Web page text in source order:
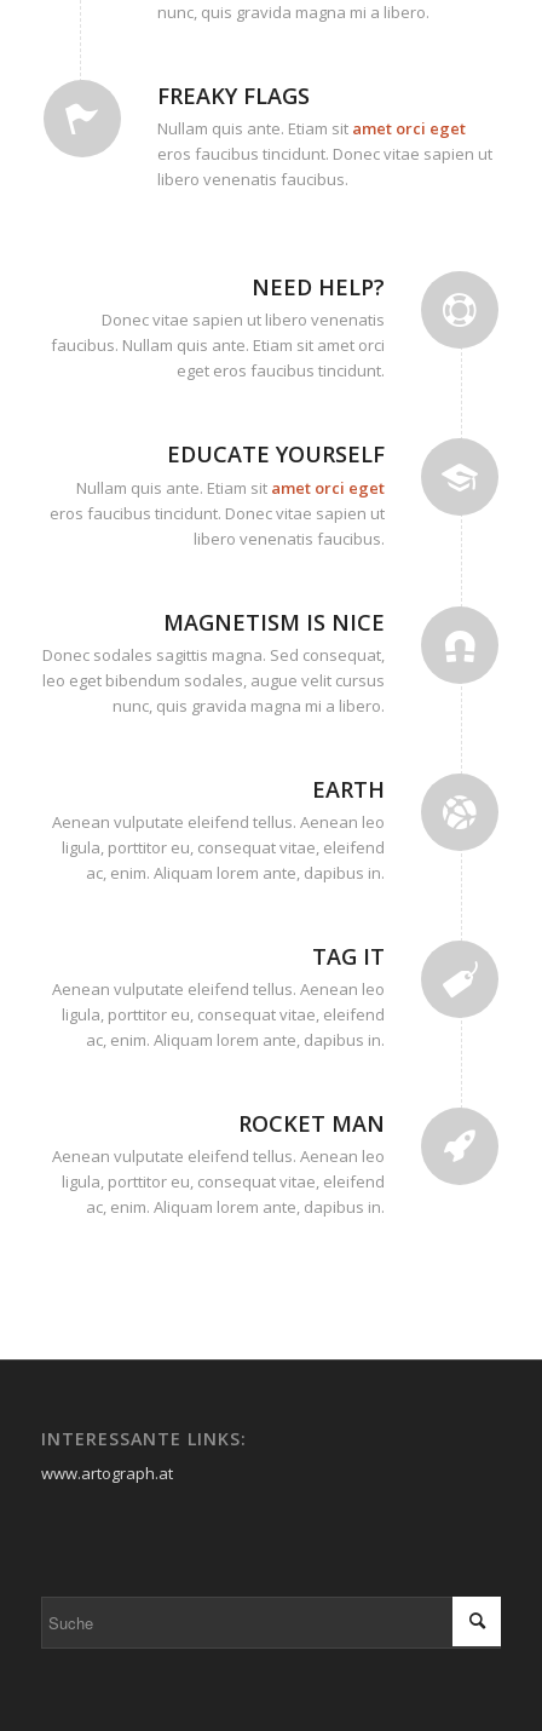
nunc, quis gravida magna mi a libero.
FREAKY FLAGS
Nullam quis ante. Etiam sit amet orci eget
eros faucibus tincidunt. Donec vitae sapien ut
libero venenatis faucibus.
NEED HELP?
Donec vitae sapien ut libero venenatis
faucibus. Nullam quis ante. Etiam sit amet orci
eget eros faucibus tincidunt.
EDUCATE YOURSELF
Nullam quis ante. Etiam sit amet orci eget
eros faucibus tincidunt. Donec vitae sapien ut
libero venenatis faucibus.
MAGNETISM IS NICE
Donec sodales sagittis magna. Sed consequat,
leo eget bibendum sodales, augue velit cursus
nunc, quis gravida magna mi a libero.
EARTH
Aenean vulputate eleifend tellus. Aenean leo
ligula, porttitor eu, consequat vitae, eleifend
ac, enim. Aliquam lorem ante, dapibus in.
TAG IT
Aenean vulputate eleifend tellus. Aenean leo
ligula, porttitor eu, consequat vitae, eleifend
ac, enim. Aliquam lorem ante, dapibus in.
ROCKET MAN
Aenean vulputate eleifend tellus. Aenean leo
ligula, porttitor eu, consequat vitae, eleifend
ac, enim. Aliquam lorem ante, dapibus in.
INTERESSANTE LINKS:
www.artograph.at